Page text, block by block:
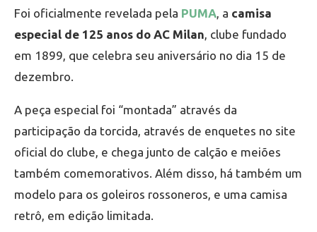
Foi oficialmente revelada pela PUMA, a camisa
especial de 125 anos do AC Milan, clube fundado
em 1899, que celebra seu aniversário no dia 15 de
dezembro.
A peça especial foi “montada” através da
participação da torcida, através de enquetes no site
oficial do clube, e chega junto de calção e meiões
também comemorativos. Além disso, há também um
modelo para os goleiros rossoneros, e uma camisa
retrô, em edição limitada.